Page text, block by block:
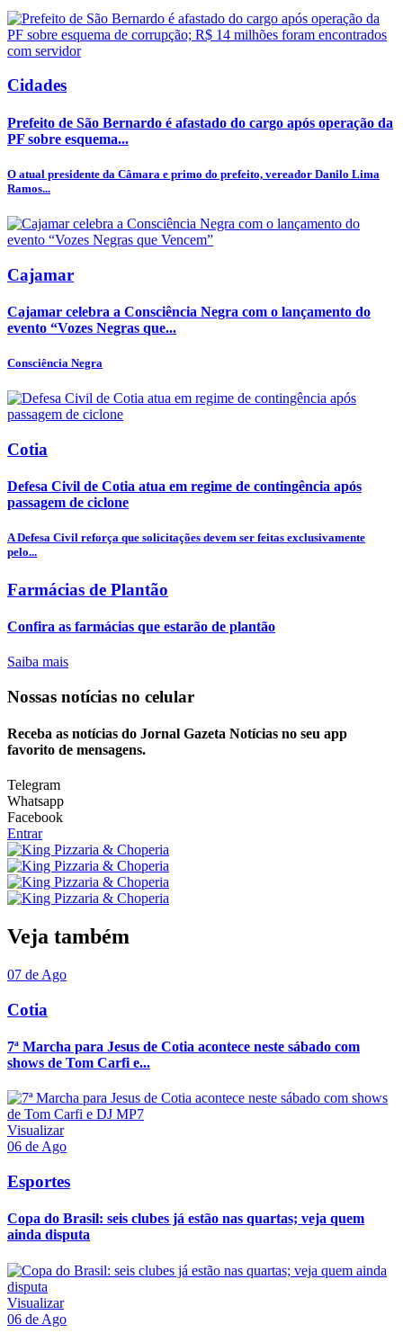
Cidades
Prefeito de São Bernardo é afastado do cargo após operação da
PF sobre esquema...
O atual presidente da Câmara e primo do prefeito, vereador Danilo Lima
Ramos...
Cajamar
Cajamar celebra a Consciência Negra com o lançamento do
evento “Vozes Negras que...
Consciência Negra
Cotia
Defesa Civil de Cotia atua em regime de contingência após
passagem de ciclone
A Defesa Civil reforça que solicitações devem ser feitas exclusivamente
pelo...
Farmácias de Plantão
Confira as farmácias que estarão de plantão
Saiba mais
Nossas notícias no celular
Receba as notícias do Jornal Gazeta Notícias no seu app
favorito de mensagens.
Telegram
Whatsapp
Facebook
Entrar
Veja também
07 de Ago
Cotia
7ª Marcha para Jesus de Cotia acontece neste sábado com
shows de Tom Carfi e...
Visualizar
06 de Ago
Esportes
Copa do Brasil: seis clubes já estão nas quartas; veja quem
ainda disputa
Visualizar
06 de Ago